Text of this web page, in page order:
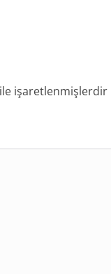
ile işaretlenmişlerdir